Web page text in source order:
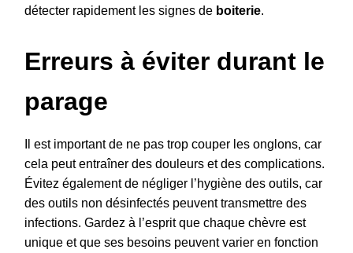
détecter rapidement les signes de boiterie.
Erreurs à éviter durant le
parage
Il est important de ne pas trop couper les onglons, car
cela peut entraîner des douleurs et des complications.
Évitez également de négliger l’hygiène des outils, car
des outils non désinfectés peuvent transmettre des
infections. Gardez à l’esprit que chaque chèvre est
unique et que ses besoins peuvent varier en fonction